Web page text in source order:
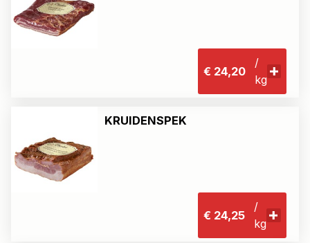
€ 24,20
/
kg
KRUIDENSPEK
€ 24,25
/
kg